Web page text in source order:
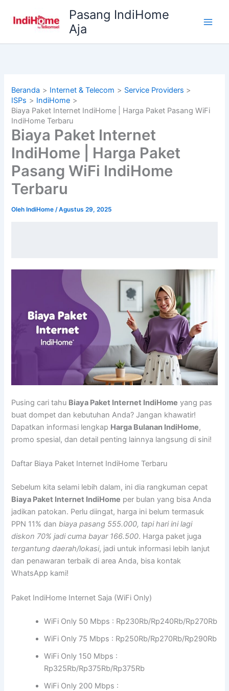
Pasang IndiHome
Aja
Beranda Internet & Telecom
Service Providers
ISPs
IndiHome
Biaya Paket Internet IndiHome | Harga Paket Pasang WiFi
IndiHome Terbaru
Biaya Paket Internet
IndiHome | Harga Paket
Pasang WiFi IndiHome
Terbaru
Oleh IndiHome/Agustus 29, 2025
Pusing cari tahu Biaya Paket Internet IndiHome yang pas
buat dompet dan kebutuhan Anda? Jangan khawatir!
Dapatkan informasi lengkap Harga Bulanan IndiHome,
promo spesial, dan detail penting lainnya langsung di sini!
Daftar Biaya Paket Internet IndiHome Terbaru
Sebelum kita selami lebih dalam, ini dia rangkuman cepat
Biaya Paket Internet IndiHome per bulan yang bisa Anda
jadikan patokan. Perlu diingat, harga ini belum termasuk
PPN 11% danbiaya pasang 555.000, tapi hari ini lagi
diskon 70% jadi cuma bayar 166.500. Harga paket juga
tergantung daerah/lokasi, jadi untuk informasi lebih lanjut
dan penawaran terbaik di area Anda, bisa kontak
WhatsApp kami!
Paket IndiHome Internet Saja (WiFi Only)
WiFi Only 50 Mbps : Rp230Rb/Rp240Rb/Rp270Rb
WiFi Only 75 Mbps : Rp250Rb/Rp270Rb/Rp290Rb
WiFi Only 150 Mbps :
Rp325Rb/Rp375Rb/Rp375Rb
WiFi Only 200 Mbps :